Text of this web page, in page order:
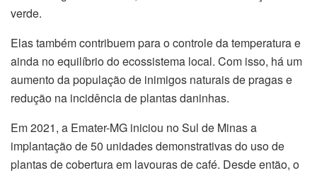
verde.
Elas também contribuem para o controle da temperatura e
ainda no equilíbrio do ecossistema local. Com isso, há um
aumento da população de inimigos naturais de pragas e
redução na incidência de plantas daninhas.
Em 2021, a Emater-MG iniciou no Sul de Minas a
implantação de 50 unidades demonstrativas do uso de
plantas de cobertura em lavouras de café. Desde então, o